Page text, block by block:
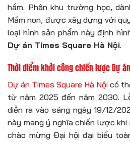
hầm. Phân khu trường học,
Mầm non, được xây dựng với
loại hình sản phẩm này định
Dự án Times Square Hà Nội.
Thời điểm khởi công chiến lược Dự
Dự án Times Square Hà Nội có
từ năm 2025 đến năm 2030.
diễn ra vào sáng ngày 19/12/
này mang ý nghĩa chiến lược
chào mừng Đại hội đại biểu